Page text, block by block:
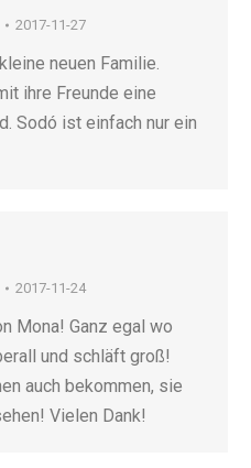
2017-11-27
neuen Familie.
ihre Freunde eine
Sodó ist einfach nur ein
2017-11-24
Mona! Ganz egal wo
und schläft groß!
auch bekommen, sie
Vielen Dank!